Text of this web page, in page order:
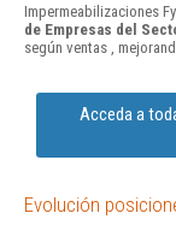
Impermeabilizaciones
de Empresas del
según ventas ,
Acceda a
Evolución